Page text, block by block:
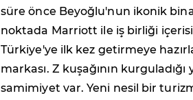
süre önce Beyoğlu'nun ikonik
noktada Marriott ile iş birliği
Türkiye'ye ilk kez getirmeye
markası. Z kuşağının
samimiyet var. Yeni nesil bir